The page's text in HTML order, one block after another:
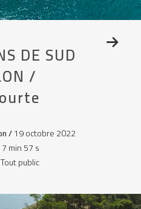
DE SUD
/
/19 octobre 2022
7 min 57 s
Tout public